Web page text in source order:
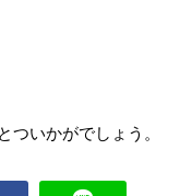
ついかがでしょう。